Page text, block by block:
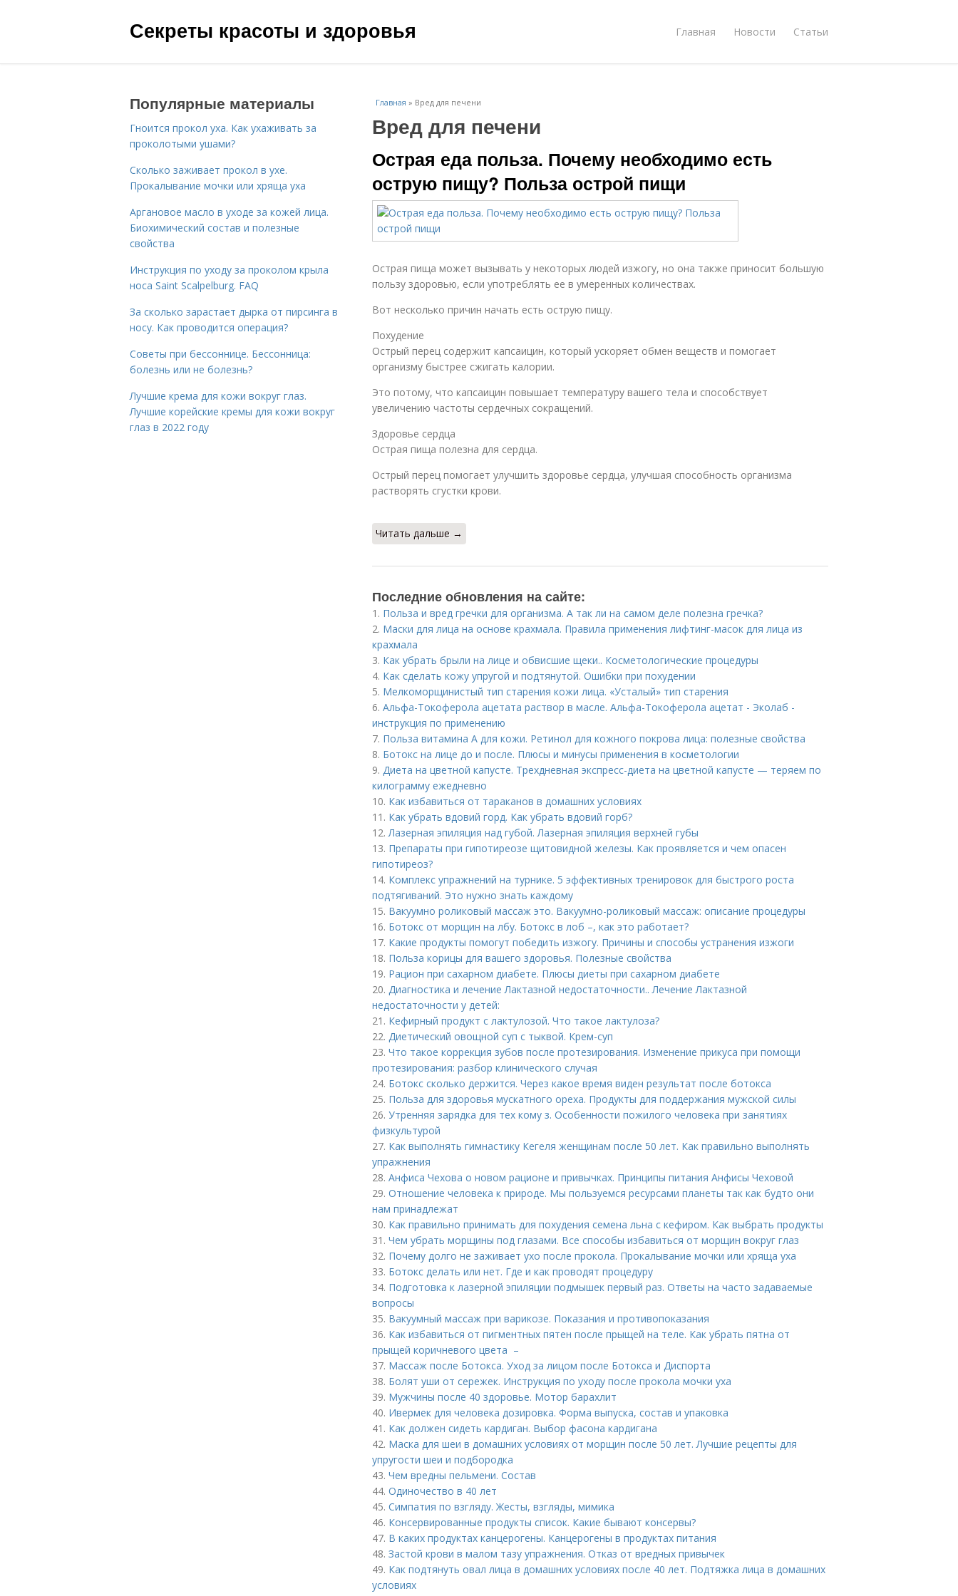
Секреты красоты и здоровья Главная Новости Статьи
Главная » Вред для печени
Вред для печени
Острая еда польза. Почему необходимо есть
острую пищу? Польза острой пищи
Острая пища может вызывать у некоторых людей изжогу, но она также приносит большую
пользу здоровью, если употреблять ее в умеренных количествах.
Вот несколько причин начать есть острую пищу.
Похудение
Острый перец содержит капсаицин, который ускоряет обмен веществ и помогает
организму быстрее сжигать калории.
Это потому, что капсаицин повышает температуру вашего тела и способствует
увеличению частоты сердечных сокращений.
Здоровье сердца
Острая пища полезна для сердца.
Острый перец помогает улучшить здоровье сердца, улучшая способность организма
растворять сгустки крови.
Читать дальше →
Последние обновления на сайте:
1. Польза и вред гречки для организма. А так ли на самом деле полезна гречка?
2. Маски для лица на основе крахмала. Правила применения лифтинг-масок для лица из
крахмала
3. Как убрать брыли на лице и обвисшие щеки.. Косметологические процедуры
4. Как сделать кожу упругой и подтянутой. Ошибки при похудении
5. Мелкоморщинистый тип старения кожи лица. «Усталый» тип старения
6. Альфа-Токоферола ацетата раствор в масле. Альфа-Токоферола ацетат - Эколаб -
инструкция по применению
7. Польза витамина А для кожи. Ретинол для кожного покрова лица: полезные свойства
8. Ботокс на лице до и после. Плюсы и минусы применения в косметологии
9. Диета на цветной капусте. Трехдневная экспресс-диета на цветной капусте — теряем по
килограмму ежедневно
10. Как избавиться от тараканов в домашних условиях
11. Как убрать вдовий горд. Как убрать вдовий горб?
12.Лазерная эпиляция над губой. Лазерная эпиляция верхней губы
13. Препараты при гипотиреозе щитовидной железы. Как проявляется и чем опасен
гипотиреоз?
14. Комплекс упражнений на турнике. 5 эффективных тренировок для быстрого роста
подтягиваний. Это нужно знать каждому
15. Вакуумно роликовый массаж это. Вакуумно-роликовый массаж: описание процедуры
16. Ботокс от морщин на лбу. Ботокс в лоб –, как это работает?
17. Какие продукты помогут победить изжогу. Причины и способы устранения изжоги
18. Польза корицы для вашего здоровья. Полезные свойства
19. Рацион при сахарном диабете. Плюсы диеты при сахарном диабете
20. Диагностика и лечение Лактазной недостаточности.. Лечение Лактазной
недостаточности у детей:
21. Кефирный продукт с лактулозой. Что такое лактулоза?
22. Диетический овощной суп с тыквой. Крем-суп
23. Что такое коррекция зубов после протезирования. Изменение прикуса при помощи
протезирования: разбор клинического случая
24. Ботокс сколько держится. Через какое время виден результат после ботокса
25. Польза для здоровья мускатного ореха. Продукты для поддержания мужской силы
26. Утренняя зарядка для тех кому з. Особенности пожилого человека при занятиях
физкультурой
27. Как выполнять гимнастику Кегеля женщинам после 50 лет. Как правильно выполнять
упражнения
28. Анфиса Чехова о новом рационе и привычках. Принципы питания Анфисы Чеховой
29. Отношение человека к природе. Мы пользуемся ресурсами планеты так как будто они
нам принадлежат
30. Как правильно принимать для похудения семена льна с кефиром. Как выбрать продукты
31. Чем убрать морщины под глазами. Все способы избавиться от морщин вокруг глаз
32. Почему долго не заживает ухо после прокола. Прокалывание мочки или хряща уха
33. Ботокс делать или нет. Где и как проводят процедуру
34. Подготовка к лазерной эпиляции подмышек первый раз. Ответы на часто задаваемые
вопросы
35. Вакуумный массаж при варикозе. Показания и противопоказания
36. Как избавиться от пигментных пятен после прыщей на теле. Как убрать пятна от
прыщей коричневого цвета –
37. Массаж после Ботокса. Уход за лицом после Ботокса и Диспорта
38. Болят уши от сережек. Инструкция по уходу после прокола мочки уха
39. Мужчины после 40 здоровье. Мотор барахлит
40. Ивермек для человека дозировка. Форма выпуска, состав и упаковка
41. Как должен сидеть кардиган. Выбор фасона кардигана
42. Маска для шеи в домашних условиях от морщин после 50 лет. Лучшие рецепты для
упругости шеи и подбородка
43. Чем вредны пельмени. Состав
44. Одиночество в 40 лет
45. Симпатия по взгляду. Жесты, взгляды, мимика
46. Консервированные продукты список. Какие бывают консервы?
47. В каких продуктах канцерогены. Канцерогены в продуктах питания
48. Застой крови в малом тазу упражнения. Отказ от вредных привычек
49. Как подтянуть овал лица в домашних условиях после 40 лет. Подтяжка лица в домашних
условиях
Популярные материалы
Гноится прокол уха. Как ухаживать за
проколотыми ушами?
Сколько заживает прокол в ухе.
Прокалывание мочки или хряща уха
Аргановое масло в уходе за кожей лица.
Биохимический состав и полезные
свойства
Инструкция по уходу за проколом крыла
носа Saint Scalpelburg. FAQ
За сколько зарастает дырка от пирсинга в
носу. Как проводится операция?
Советы при бессоннице. Бессонница:
болезнь или не болезнь?
Лучшие крема для кожи вокруг глаз.
Лучшие корейские кремы для кожи вокруг
глаз в 2022 году